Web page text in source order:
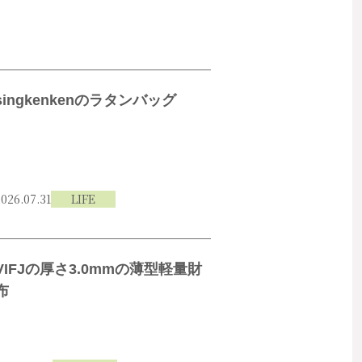
のラタンバッグ
LIFE
の厚さ3.0mmの薄型軽量財